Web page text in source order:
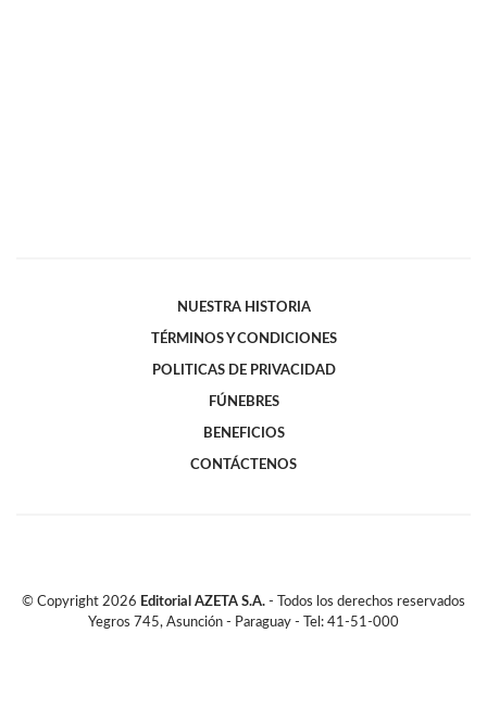
NUESTRA HISTORIA
TÉRMINOS Y CONDICIONES
POLITICAS DE PRIVACIDAD
FÚNEBRES
BENEFICIOS
CONTÁCTENOS
© Copyright 2026 Editorial AZETA S.A. - Todos los derechos reservados
Yegros 745, Asunción - Paraguay - Tel: 41-51-000